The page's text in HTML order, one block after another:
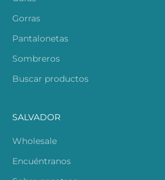
Gorras
Pantalonetas
Sombreros
Buscar productos
SALVADOR
Wholesale
Encuéntranos